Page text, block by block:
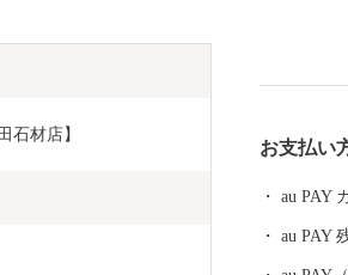
石材店】
発祥地
した集計に
お支払い
au PAY
au PAY